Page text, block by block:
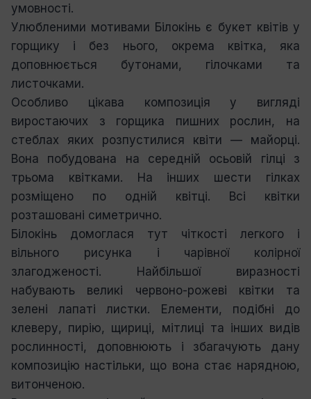
умовності.
Улюбленими мотивами Білокінь є букет квітів у
горщику і без нього, окрема квітка, яка
доповнюється бутонами, гілочками та
листочками.
Особливо цікава композиція у вигляді
виростаючих з горщика пишних рослин, на
стеблах яких розпустилися квіти — майорці.
Вона побудована на середній осьовій гілці з
трьома квітками. На інших шести гілках
розміщено по одній квітці. Всі квітки
розташовані симетрично.
Білокінь домоглася тут чіткості легкого і
вільного рисунка і чарівної колірної
злагодженості. Найбільшої виразності
набувають великі червоно-рожеві квітки та
зелені лапаті листки. Елементи, подібні до
клеверу, пирію, щириці, мітлиці та інших видів
рослинності, доповнюють і збагачують дану
композицію настільки, що вона стає нарядною,
витонченою.